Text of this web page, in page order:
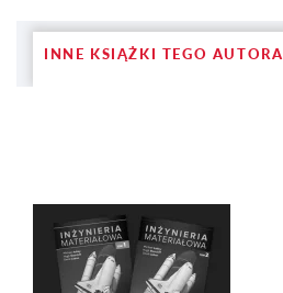
INNE KSIĄŻKI TEGO AUTORA